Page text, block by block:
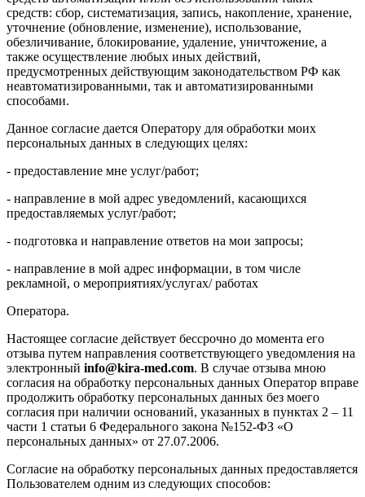
средств: сбор, систематизация, запись, накопление, хранение,
уточнение (обновление, изменение), использование,
обезличивание, блокирование, удаление, уничтожение, а
также осуществление любых иных действий,
предусмотренных действующим законодательством РФ как
неавтоматизированными, так и автоматизированными
способами.
Данное согласие дается Оператору для обработки моих
персональных данных в следующих целях:
- предоставление мне услуг/работ;
- направление в мой адрес уведомлений, касающихся
предоставляемых услуг/работ;
- подготовка и направление ответов на мои запросы;
- направление в мой адрес информации, в том числе
рекламной, о мероприятиях/услугах/ работах
Оператора.
Настоящее согласие действует бессрочно до момента его
отзыва путем направления соответствующего уведомления на
электронный info@kira-med.com. В случае отзыва мною
согласия на обработку персональных данных Оператор вправе
продолжить обработку персональных данных без моего
согласия при наличии оснований, указанных в пунктах 2 – 11
части 1 статьи 6 Федерального закона №152-ФЗ «О
персональных данных» от 27.07.2006.
Согласие на обработку персональных данных предоставляется
Пользователем одним из следующих способов: